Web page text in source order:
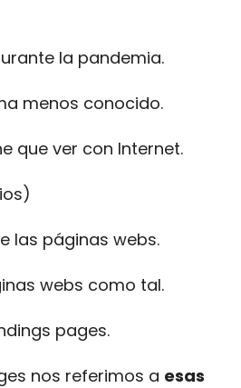
la pandemia.
menos conocido.
que ver con Internet.
las páginas webs.
webs como tal.
pages.
nos referimos a esas